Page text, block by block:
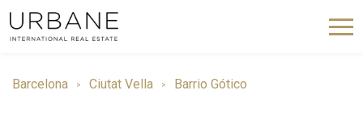
Barcelona Ciutat Vella Barrio Gótico